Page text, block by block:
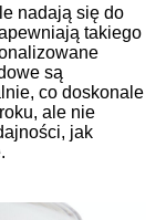
nadają się do
takiego
są
co doskonale
ale nie
jak